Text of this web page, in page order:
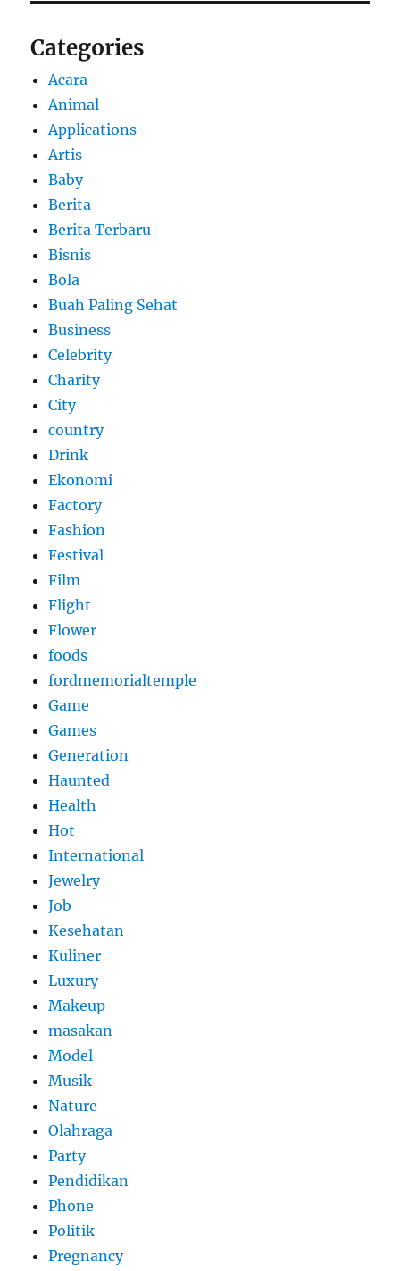
Categories
Acara
Animal
Applications
Artis
Baby
Berita
Berita Terbaru
Bisnis
Bola
Buah Paling Sehat
Business
Celebrity
Charity
City
country
Drink
Ekonomi
Factory
Fashion
Festival
Film
Flight
Flower
foods
fordmemorialtemple
Game
Games
Generation
Haunted
Health
Hot
International
Jewelry
Job
Kesehatan
Kuliner
Luxury
Makeup
masakan
Model
Musik
Nature
Olahraga
Party
Pendidikan
Phone
Politik
Pregnancy